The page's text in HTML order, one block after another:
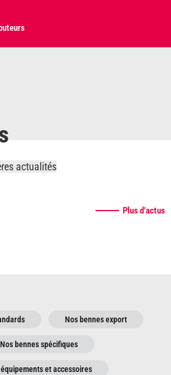
actualités
Plus d’actus
Nos bennes export
Nos bennes spécifiques
et accessoires